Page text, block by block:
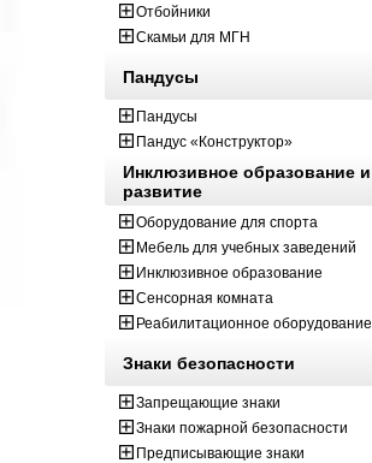
Отбойники
Скамьи для МГН
Пандусы
Пандусы
Пандус «Конструктор»
Инклюзивное образование и
развитие
Оборудование для спорта
Мебель для учебных заведений
Инклюзивное образование
Сенсорная комната
Реабилитационное оборудование
Знаки безопасности
Запрещающие знаки
Знаки пожарной безопасности
Предписывающие знаки